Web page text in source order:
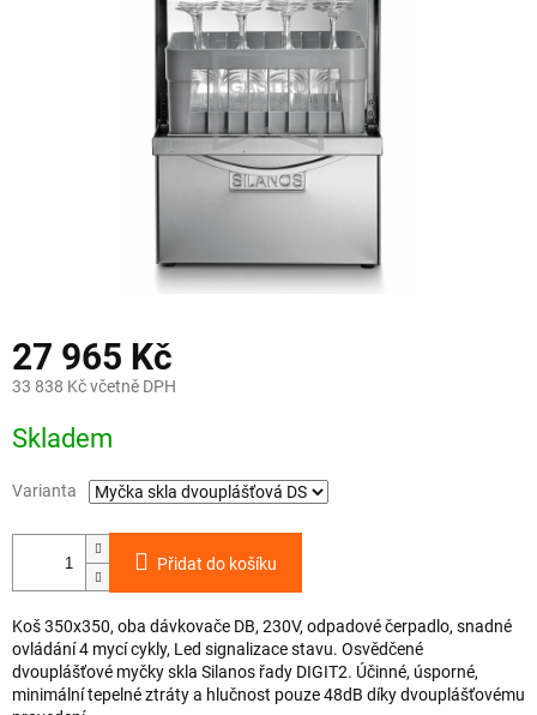
27 965 Kč
33 838 Kč včetně DPH
cena:
Skladem
Varianta
Přidat do košíku
Koš 350x350, oba dávkovače DB, 230V, odpadové čerpadlo, snadné
ovládání 4 mycí cykly, Led signalizace stavu. Osvědčené
dvouplášťové myčky skla Silanos řady DIGIT2. Účinné, úsporné,
minimální tepelné ztráty a hlučnost pouze 48dB díky dvouplášťovému